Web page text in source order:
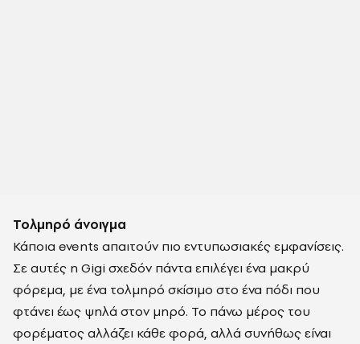
Τολμηρό άνοιγμα
Κάποια events απαιτούν πιο εντυπωσιακές εμφανίσεις.
Σε αυτές η Gigi σχεδόν πάντα επιλέγει ένα μακρύ
φόρεμα, με ένα τολμηρό σκίσιμο στο ένα πόδι που
φτάνει έως ψηλά στον μηρό. Το πάνω μέρος του
φορέματος αλλάζει κάθε φορά, αλλά συνήθως είναι